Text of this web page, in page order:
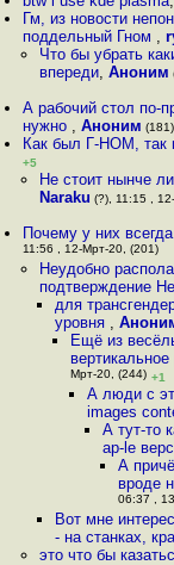
Гм, из новости
поддельный Гном ,
Что бы убрать
впереди, Аноним
А рабочий стол по-
нужно ,Аноним
Как был Г-НОМ, так
+5
Не стоит нынче
Naraku (?), 11:15 ,
Почему у них
11:56 , 12-Мрт-20, (201)
Неудобно
подтверждение
для
уровня ,
Ещё из
Мрт-20, (244) +1
А люди с
images
А тут-то
ap-le
А
вроде
06:37 ,
Вот мне
- на станках, кра
это что бы